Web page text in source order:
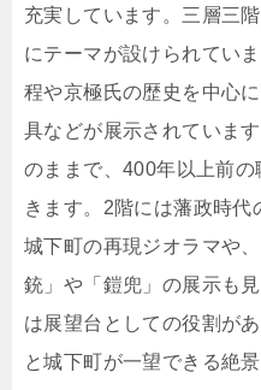
充実しています。三層三
にテーマが設けられてい
程や京極氏の歴史を中心
具などが展示されていま
のままで、400年以上前
きます。2階には藩政時代
城下町の再現ジオラマや
銃」や「鎧兜」の展示も
は展望台としての役割が
と城下町が一望できる絶